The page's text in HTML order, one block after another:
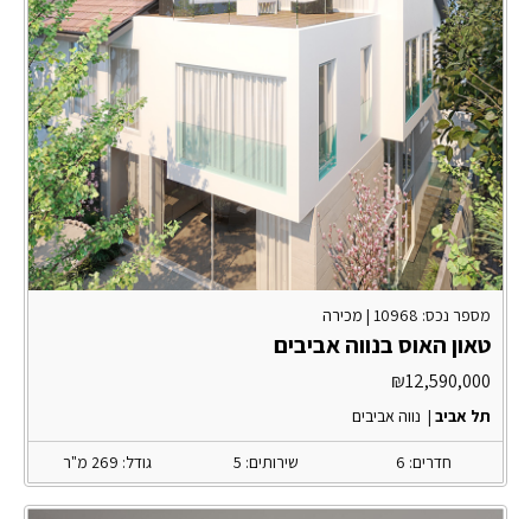
מספר נכס: 10968 | מכירה
טאון האוס בנווה אביבים
₪12,590,000
תל אביב | נווה אביבים
חדרים: 6 שירותים: 5 גודל: 269 מ"ר